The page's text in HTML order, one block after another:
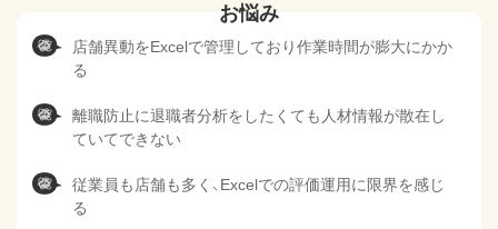
店舗異動をExcelで管理しており作業時間が膨大にかか
る
離職防止に退職者分析をしたくても人材情報が散在し
ていてできない
従業員も店舗も多く、Excelでの評価運用に限界を感じ
る